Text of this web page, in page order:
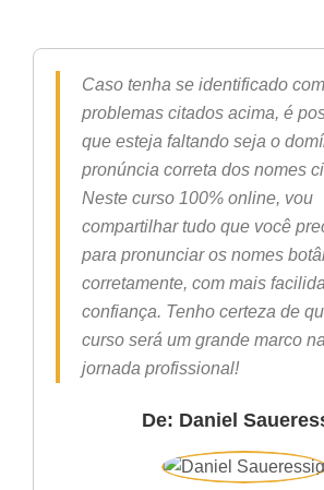
Caso tenha se identificado
problemas citados acima, é
que esteja faltando seja o
pronúncia correta dos nomes
Neste curso 100% online, vou
compartilhar tudo que você
para pronunciar os nomes
corretamente, com mais
confiança. Tenho certeza de
curso será um grande marco
jornada profissional!
De: Daniel